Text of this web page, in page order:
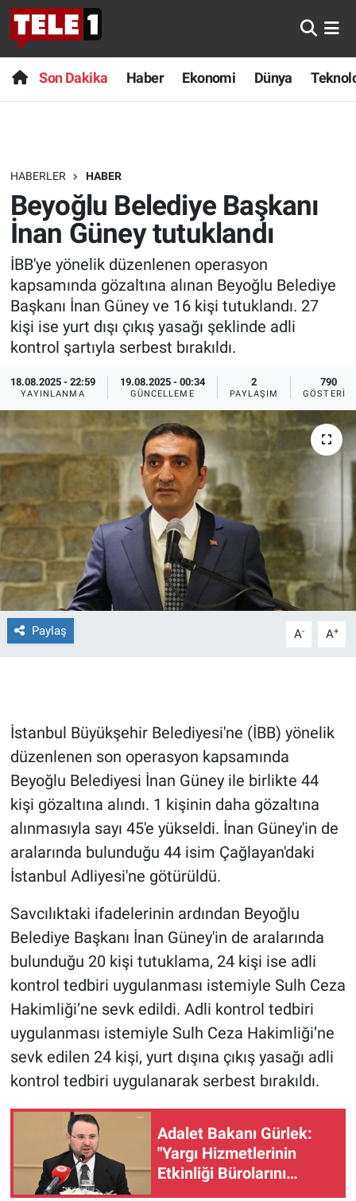
Son Dakika Haber Ekonomi Dünya
HABERLER HABER
Beyoğlu Belediye Başkanı
İnan Güney tutuklandı
İBB'ye yönelik düzenlenen operasyon
kapsamında gözaltına alınan Beyoğlu Belediye
Başkanı İnan Güney ve 16 kişi tutuklandı. 27
kişi ise yurt dışı çıkış yasağı şeklinde adli
kontrol şartıyla serbest bırakıldı.
18.08.2025 - 22:59
YAYINLANMA
19.08.2025 - 00:34
GÜNCELLEME
2
PAYLAŞIM
790
GÖSTERIM
Paylaş A- A+
İstanbul Büyükşehir Belediyesi'ne (İBB) yönelik
düzenlenen son operasyon kapsamında
Beyoğlu Belediyesi İnan Güney ile birlikte 44
kişi gözaltına alındı. 1 kişinin daha gözaltına
alınmasıyla sayı 45'e yükseldi. İnan Güney'in de
aralarında bulunduğu 44 isim Çağlayan'daki
İstanbul Adliyesi'ne götürüldü.
Savcılıktaki ifadelerinin ardından Beyoğlu
Belediye Başkanı İnan Güney'in de aralarında
bulunduğu 20 kişi tutuklama, 24 kişi ise adli
kontrol tedbiri uygulanması istemiyle Sulh Ceza
Hakimliği’ne sevk edildi. Adli kontrol tedbiri
uygulanması istemiyle Sulh Ceza Hakimliği’ne
sevk edilen 24 kişi, yurt dışına çıkış yasağı adli
kontrol tedbiri uygulanarak serbest bırakıldı.
Adalet Bakanı Gürlek:
"Yargı Hizmetlerinin
Etkinliği Bürolarını
Anında Manşet
Başka Sohbetler
Bilim turu
Bilim ve Teknoloji Evreni
Doğa Konuşuyor
Dünya
Ege Saati
Ege'den Esintiler
Eğitim
Eğlence
Ekonomi
Forum
Gerçeğin İzinde
Gün Başlıyor
Gündem Özel
Günün görüntüsü
Haber
İlan
Kimdir
Koronavirüs
Kültür Sanat
Ne demişti
Nedir
Popüler
Programlar
Sağlık
Son Dakika
Haber
Dünya
Teknoloji
Sağlık
Spor
Yayın Akışı
İletişim
Nöbetçi Eczaneler
Hava Durumu
Trafik Durumu
Süper Lig Puan Durumu ve Fikstür
Tüm Manşetler
Son Dakika Haberleri
Haber Arşivi